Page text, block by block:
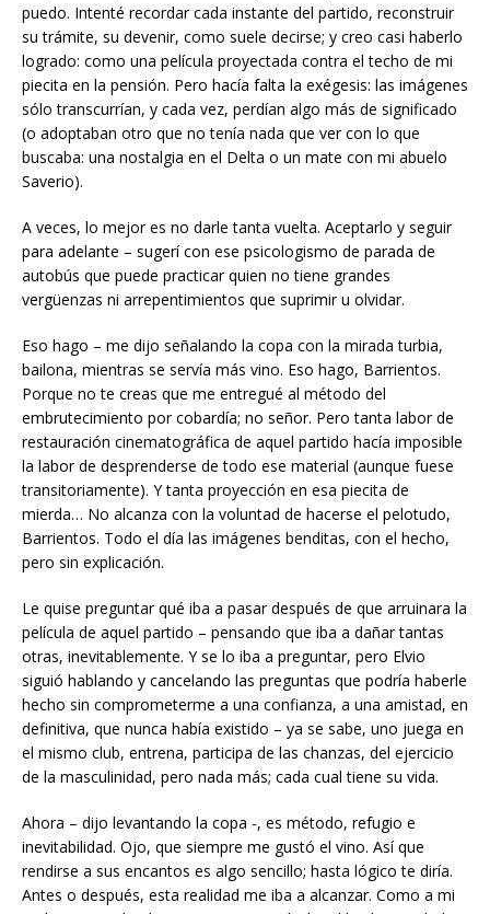
puedo. Intenté recordar cada instante del partido, reconstruir
su trámite, su devenir, como suele decirse; y creo casi haberlo
logrado: como una película proyectada contra el techo de mi
piecita en la pensión. Pero hacía falta la exégesis: las imágenes
sólo transcurrían, y cada vez, perdían algo más de significado
(o adoptaban otro que no tenía nada que ver con lo que
buscaba: una nostalgia en el Delta o un mate con mi abuelo
Saverio).
A veces, lo mejor es no darle tanta vuelta. Aceptarlo y seguir
para adelante – sugerí con ese psicologismo de parada de
autobús que puede practicar quien no tiene grandes
vergüenzas ni arrepentimientos que suprimir u olvidar.
Eso hago – me dijo señalando la copa con la mirada turbia,
bailona, mientras se servía más vino. Eso hago, Barrientos.
Porque no te creas que me entregué al método del
embrutecimiento por cobardía; no señor. Pero tanta labor de
restauración cinematográfica de aquel partido hacía imposible
la labor de desprenderse de todo ese material (aunque fuese
transitoriamente). Y tanta proyección en esa piecita de
mierda… No alcanza con la voluntad de hacerse el pelotudo,
Barrientos. Todo el día las imágenes benditas, con el hecho,
pero sin explicación.
Le quise preguntar qué iba a pasar después de que arruinara la
película de aquel partido – pensando que iba a dañar tantas
otras, inevitablemente. Y se lo iba a preguntar, pero Elvio
siguió hablando y cancelando las preguntas que podría haberle
hecho sin comprometerme a una confianza, a una amistad, en
definitiva, que nunca había existido – ya se sabe, uno juega en
el mismo club, entrena, participa de las chanzas, del ejercicio
de la masculinidad, pero nada más; cada cual tiene su vida.
Ahora – dijo levantando la copa -, es método, refugio e
inevitabilidad. Ojo, que siempre me gustó el vino. Así que
rendirse a sus encantos es algo sencillo; hasta lógico te diría.
Antes o después, esta realidad me iba a alcanzar. Como a mi